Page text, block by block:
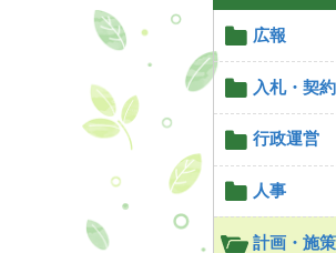
広報
入札・契約
行政運営
人事
計画・施策